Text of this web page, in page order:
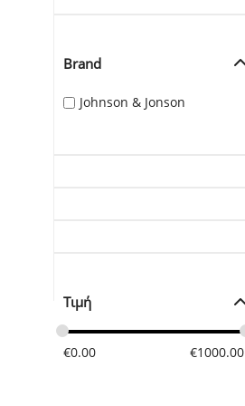
Brand
Johnson & Jonson
Τιμή
€0.00 €1000.00